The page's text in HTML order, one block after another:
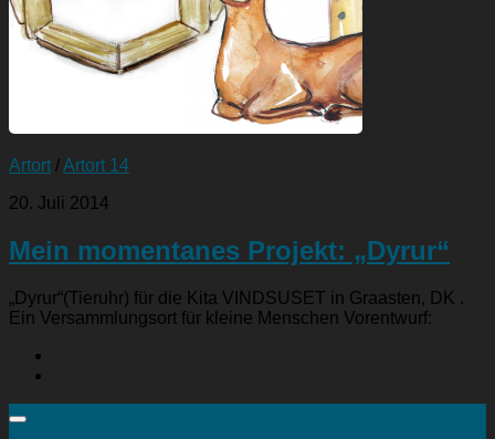
Artort /Artort 14
20. Juli 2014
Mein momentanes Projekt: „Dyrur“
„Dyrur“(Tieruhr) für die Kita VINDSUSET in Graasten, DK .
Ein Versammlungsort für kleine Menschen Vorentwurf: